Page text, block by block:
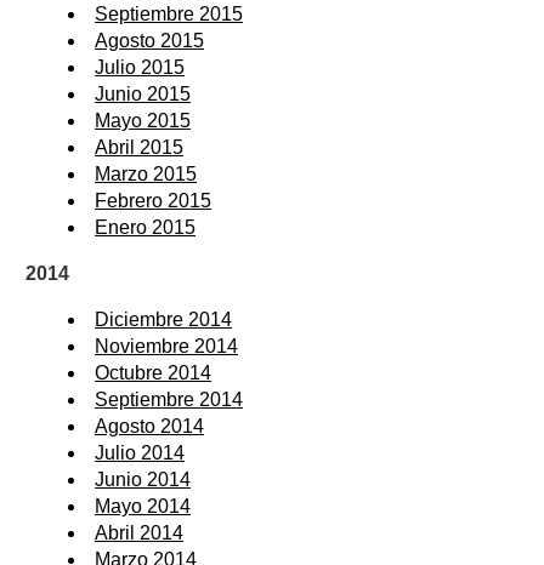
Septiembre 2015
Agosto 2015
Julio 2015
Junio 2015
Mayo 2015
Abril 2015
Marzo 2015
Febrero 2015
Enero 2015
2014
Diciembre 2014
Noviembre 2014
Octubre 2014
Septiembre 2014
Agosto 2014
Julio 2014
Junio 2014
Mayo 2014
Abril 2014
Marzo 2014